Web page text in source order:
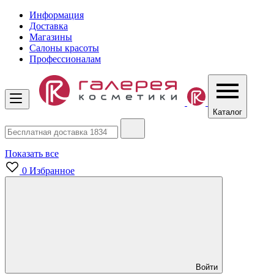
Информация
Доставка
Магазины
Салоны красоты
Профессионалам
Каталог
Показать все
0 Избранное
Войти